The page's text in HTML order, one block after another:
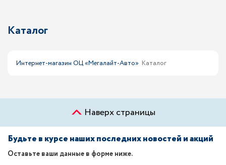
Каталог
Интернет-магазин ОЦ «Мегалайт-Авто» Каталог
Наверх страницы
Будьте в курсе наших последних новостей и акций
Оставьте ваши данные в форме ниже.